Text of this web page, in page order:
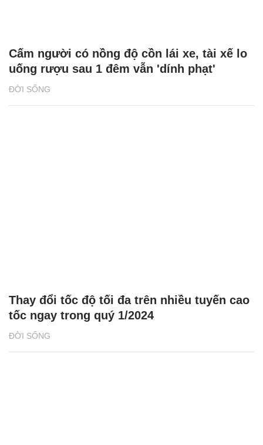
ĐỜI SỐNG
Cấm người có nồng độ cồn lái xe, tài xế lo
uống rượu sau 1 đêm vẫn 'dính phạt'
ĐỜI SỐNG
Thay đổi tốc độ tối đa trên nhiều tuyến cao
tốc ngay trong quý 1/2024